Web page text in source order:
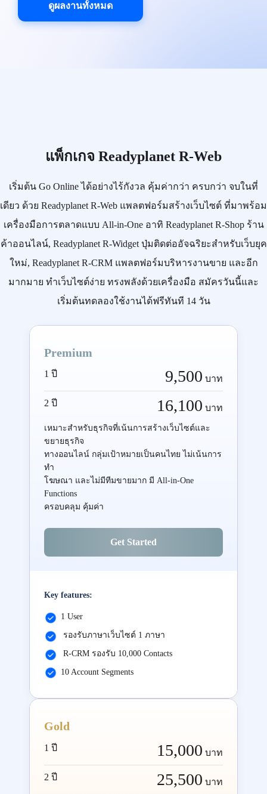
ดูผลงานทั้งหมด
แพ็กเกจ Readyplanet R-Web
เริ่มต้น Go Onlineได้อย่างไร้กังวล คุ้มค่ากว่า ครบกว่า จบในที่
เดียว ด้วย Readyplanet R-Web แพลตฟอร์มสร้างเว็บไซต์ ที่มาพร้อม
เครื่องมือการตลาดแบบ All-in-Oneอาทิ Readyplanet R-Shopร้าน
ค้าออนไลน์, Readyplanet R-Widgetปุ่มติดต่ออัจฉริยะสำหรับเว็บยุค
ใหม่, Readyplanet R-CRMแพลตฟอร์มบริหารงานขาย และอีก
มากมาย ทำเว็บไซต์ง่าย ทรงพลังด้วยเครื่องมือ สมัครวันนี้และ
เริ่มต้นทดลองใช้งานได้ฟรีทันที 14 วัน
Premium
1 ปี 9,500 บาท
2 ปี 16,100 บาท
เหมาะสำหรับธุรกิจที่เน้นการสร้างเว็บไซต์และ
ขยายธุรกิจ
ทางออนไลน์ กลุ่มเป้าหมายเป็นคนไทย ไม่เน้นการ
ทำ
โฆษณา และไม่มีทีมขายมาก มี All-in-One
Functions
ครอบคลุม คุ้มค่า
Get Started
Key features:
1 User
รองรับภาษาเว็บไซต์ 1 ภาษา
R-CRM รองรับ 10,000 Contacts
10 Account Segments
Gold
1 ปี 15,000 บาท
2 ปี 25,500 บาท